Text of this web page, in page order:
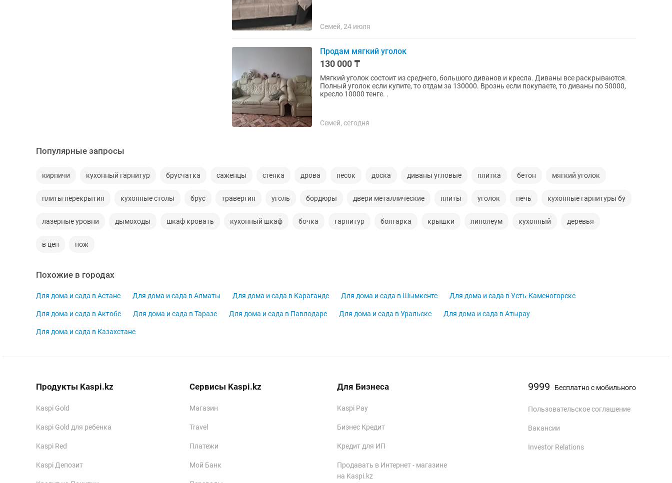
Семей, 24 июля
Продам мягкий уголок
130 000 ₸
Мягкий уголок состоит из среднего, большого диванов и кресла. Диваны все раскрываются.
Полный уголок если купите, то отдам за 130000. Врознь если покупаете, то диваны по 50000,
кресло 10000 тенге. .
Семей, сегодня
Популярные запросы
кирпичи кухонный гарнитур брусчатка саженцы стенка дрова песок доска диваны угловые плитка бетон мягкий уголок
плиты перекрытия кухонные столы брус травертин уголь бордюры двери металлические плиты уголок печь кухонные гарнитуры бу
лазерные уровни дымоходы шкаф кровать кухонный шкаф бочка гарнитур болгарка крышки линолеум кухонный деревья
в цен нож
Похожие в городах
Для дома и сада в Астане Для дома и сада в Алматы Для дома и сада в Караганде Для дома и сада в Шымкенте Для дома и сада в Усть-Каменогорске
Для дома и сада в Актобе Для дома и сада в Таразе Для дома и сада в Павлодаре Для дома и сада в Уральске Для дома и сада в Атырау
Для дома и сада в Казахстане
Продукты Kaspi.kz
Kaspi Gold
Kaspi Gold для ребенка
Kaspi Red
Kaspi Депозит
Сервисы Kaspi.kz
Магазин
Travel
Платежи
Мой Банк
Для Бизнеса
Kaspi Pay
Бизнес Кредит
Кредит для ИП
Продавать в Интернет - магазине
на Kaspi.kz
9999 Бесплатно с мобильного
Пользовательское соглашение
Вакансии
Investor Relations